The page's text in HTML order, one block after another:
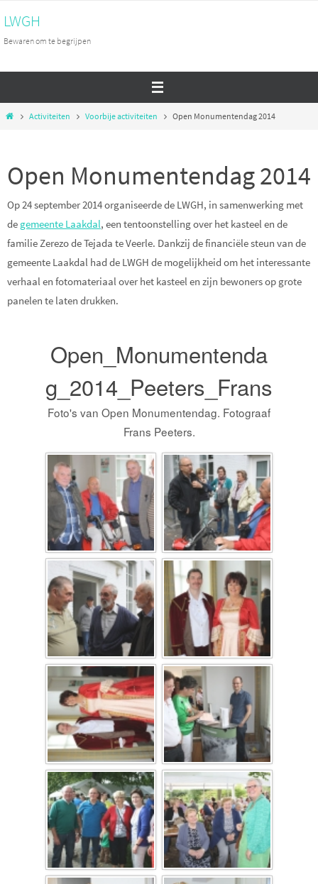
naar
de
LWGH
Bewaren om te begrijpen
HomeActiviteiten Voorbije activiteiten Open Monumentendag 2014
Open Monumentendag 2014
Op 24 september 2014 organiseerde de LWGH, in samenwerking met
de gemeente Laakdal, een tentoonstelling over het kasteel en de
familie Zerezo de Tejada te Veerle. Dankzij de financiële steun van de
gemeente Laakdal had de LWGH de mogelijkheid om het interessante
verhaal en fotomateriaal over het kasteel en zijn bewoners op grote
panelen te laten drukken.
Open_Monumentenda
g_2014_Peeters_Frans
Foto's van Open Monumentendag. Fotograaf
Frans Peeters.